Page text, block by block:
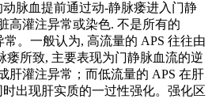
脉血提前通过动-静脉瘘进入门静
高灌注异常或染色. 不是所有的
。一般认为, 高流量的 APS 往往由
瘘所致, 主要表现为门静脉血流的逆
肝灌注异常；而低流量的 APS 在肝
出现肝实质的一过性强化。强化区